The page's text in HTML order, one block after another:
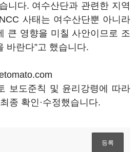
니다. 여수산단과 관련한 지역
사태는 여수산단뿐 아니라
큰 영향을 미칠 사안이므로 조
바란다”고 했습니다.
보도준칙 및 윤리강령에 따라
종 확인·수정했습니다.